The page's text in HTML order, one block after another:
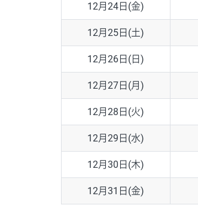
12月24日(金)
12月25日(土)
12月26日(日)
12月27日(月)
12月28日(火)
12月29日(水)
12月30日(木)
12月31日(金)